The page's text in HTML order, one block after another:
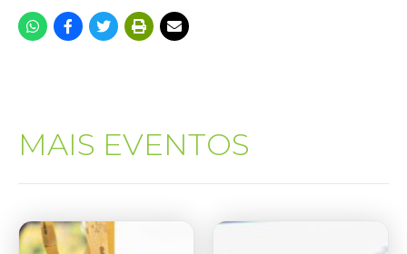
MAIS EVENTOS